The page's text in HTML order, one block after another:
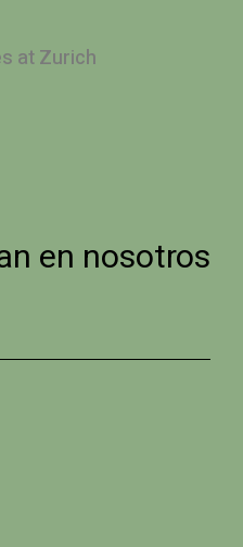
at Zurich
en nosotros